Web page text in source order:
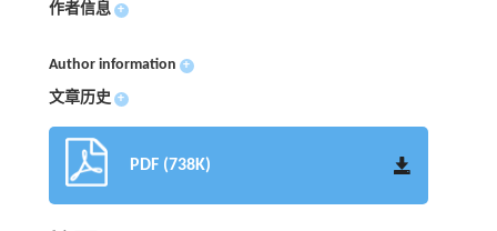
作者信息 +
Author information +
文章历史 +
PDF (738K)